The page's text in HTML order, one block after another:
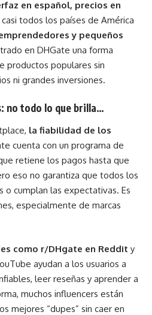
en español, precios en
todos los países de América
y pequeños
en DHGate una forma
productos populares sin
ni grandes inversiones.
no todo lo que brilla…
la fiabilidad de los
cuenta con un programa de
retiene los pagos hasta que
eso no garantiza que todos los
o cumplan las expectativas. Es
especialmente de marcas
como r/DHgate en Reddit y
ayudan a los usuarios a
leer reseñas y aprender a
muchos influencers están
mejores “dupes” sin caer en